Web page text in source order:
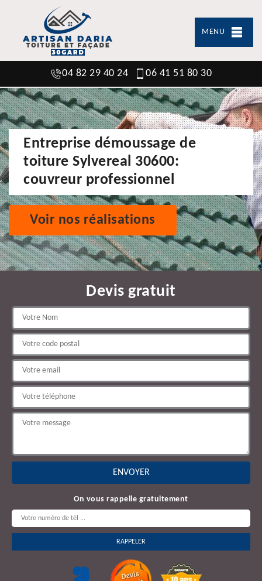
MENU
04 82 29 40 24 06 41 51 80 30
Entreprise démoussage de
toiture Sylvereal 30600:
couvreur professionnel
Voir nos réalisations
Devis gratuit
On vous rappelle gratuitement